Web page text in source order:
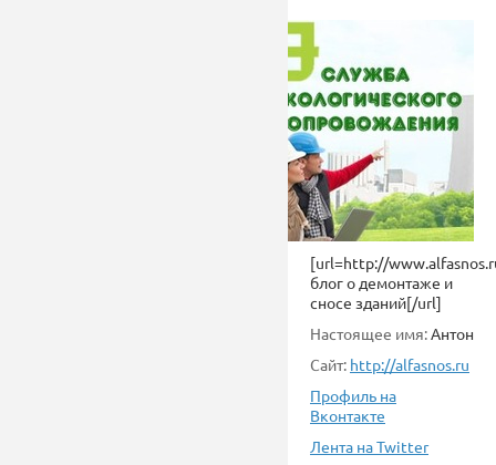
[url=http://
блог о демонтаже и
сносе зданий[/url]
Настоящее имя:Антон
Сайт: http://alfasnos.ru
Профиль на
Вконтакте
Лента на Twitter